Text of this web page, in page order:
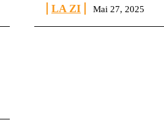
LA ZI Mai 27, 2025